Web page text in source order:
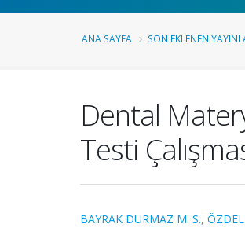
ANA SAYFA SON EKLENEN
Dental
Testi
BAYRAK DURMAZ M. S.,